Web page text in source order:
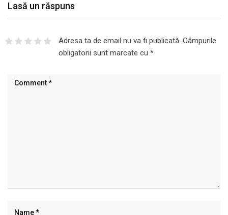
Lasă un răspuns
Adresa ta de email nu va fi publicată. Câmpurile
obligatorii sunt marcate cu *